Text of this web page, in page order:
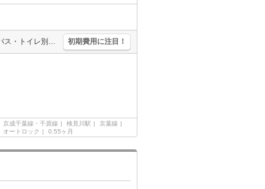
TVインターホン付き。独立洗面台。礼金0・敷金0。温水洗浄便座付き。バス・トイレ別。インターネット無料。追い焚き付き。宅配ボックスあり。オートロック。室内洗濯機置場。TVモニター付インターホン。 初期費用に注目！
京成千葉線・千原線 検見川駅
京葉線
オートロック 0.55ヶ月